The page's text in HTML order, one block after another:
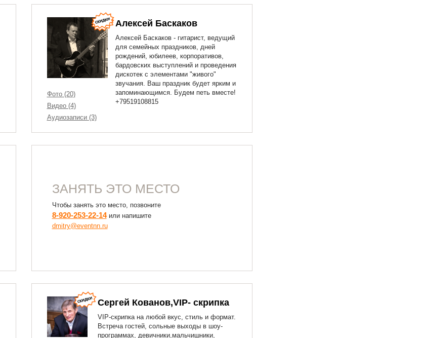
Фото (20)
Видео (4)
Аудиозаписи (3)
Алексей Баскаков
Алексей Баскаков - гитарист, ведущий
для семейных праздников, дней
рождений, юбилеев, корпоративов,
бардовских выступлений и проведения
дискотек с элементами "живого"
звучания. Ваш праздник будет ярким и
запоминающимся. Будем петь вместе!
+79519108815
ЗАНЯТЬ ЭТО МЕСТО
Чтобы занять это место, позвоните
8-920-253-22-14или напишите
dmitry@eventnn.ru
Сергей Кованов,VIP- скрипка
VIP-скрипка на любой вкус, стиль и формат.
Встреча гостей, сольные выходы в шоу-
программах, девичники,мальчишники,